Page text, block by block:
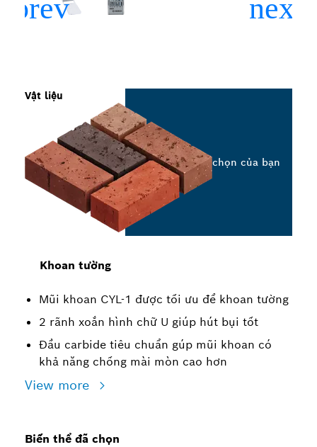
Khoan tường
Mũi khoan CYL-1 được tối ưu để khoan tường
2 rãnh xoắn hình chữ U giúp hút bụi tốt
Đầu carbide tiêu chuẩn gúp mũi khoan có
khả năng chống mài mòn cao hơn
View more
Vật liệu
Chọn tùy chọn của bạn
Biến thể đã chọn